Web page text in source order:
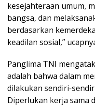
kesejahteraan umum,
bangsa, dan
berdasarkan
keadilan sosial,”
Panglima TNI
adalah bahwa dalam
dilakukan sendiri-
Diperlukan kerja sama